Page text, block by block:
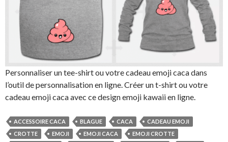
Personnaliser un tee-shirt ou votre cadeau emoji caca dans
l’outil de personnalisation en ligne. Créer un t-shirt ou votre
cadeau emoji caca avec ce design emoji kawaii en ligne.
ACCESSOIRE CACA BLAGUE CACA
CADEAU EMOJI
CROTTE
EMOJI EMOJI CACA
EMOJI CROTTE